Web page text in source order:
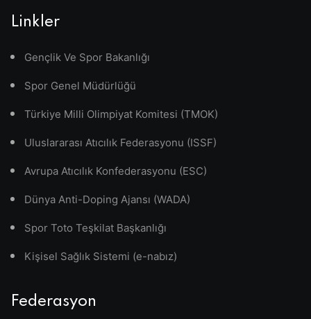
Linkler
Gençlik Ve Spor Bakanlığı
Spor Genel Müdürlüğü
Türkiye Milli Olimpiyat Komitesi (TMOK)
Uluslararası Atıcılık Federasyonu (ISSF)
Avrupa Atıcılık Konfederasyonu (ESC)
Dünya Anti-Doping Ajansı (WADA)
Spor Toto Teşkilat Başkanlığı
Kişisel Sağlık Sistemi (e-nabız)
Federasyon